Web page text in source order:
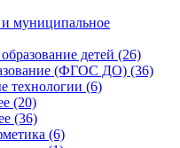
и муниципальное
детей (26)
(ФГОС ДО) (36)
технологии (6)
(20)
(36)
(6)